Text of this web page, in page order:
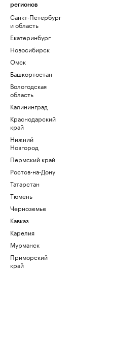
регионов
Санкт-Петербург
и область
Екатеринбург
Новосибирск
Омск
Башкортостан
Вологодская
область
Калининград
Краснодарский
край
Нижний
Новгород
Пермский край
Ростов-на-Дону
Татарстан
Тюмень
Черноземье
Кавказ
Карелия
Мурманск
Приморский
край